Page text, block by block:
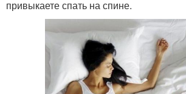
привыкаете спать на спине.